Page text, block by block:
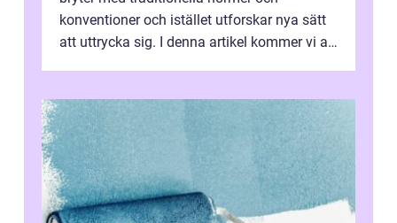
konventioner och istället utforskar nya sätt
att uttrycka sig. I denna artikel kommer vi att